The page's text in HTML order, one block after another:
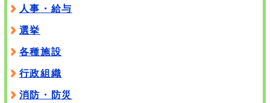
人事・給与
選挙
各種施設
行政組織
消防・防災